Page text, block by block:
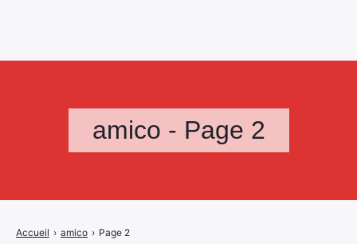
amico - Page 2
Accueil › amico › Page 2